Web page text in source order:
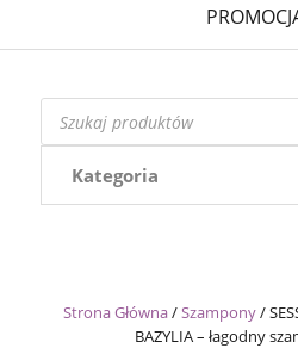
Wyszukiwarka
produktów
Strona Główna/Szampony/
BAZYLIA – łagodny